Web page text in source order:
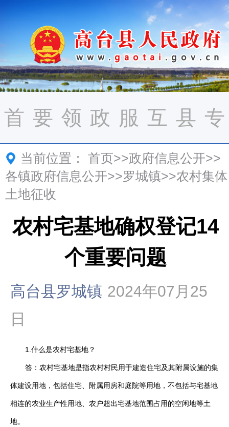
首
页
要
闻
领
导
政
务
服
务
互
动
县
情
专
题
当前位置： 首页>>政府信息公开>>
各镇政府信息公开>>罗城镇>>农村集体
土地征收
农村宅基地确权登记14
个重要问题
高台县罗城镇 2024年07月25
日
1.什么是农村宅基地？
答：农村宅基地是指农村村民用于建造住宅及其附属设施的集
体建设用地，包括住宅、附属用房和庭院等用地，不包括与宅基地
相连的农业生产性用地、农户超出宅基地范围占用的空闲地等土
地。